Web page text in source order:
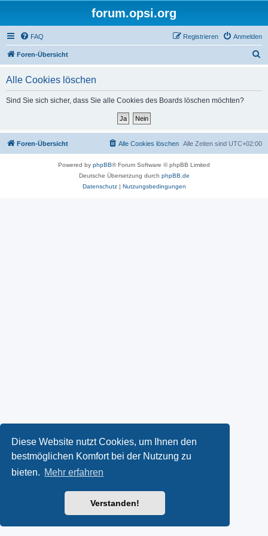
Diese Website nutzt Cookies, um Ihnen den
bestmöglichen Komfort bei der Nutzung zu
bieten. Mehr erfahren
Verstanden!
forum.opsi.org
FAQ Anmelden
Registrieren
Foren-Übersicht
Alle Cookies löschen
Sind Sie sich sicher, dass Sie alle Cookies des Boards löschen möchten?
Foren-Übersicht Alle Zeiten sind UTC+02:00
Alle Cookies löschen
Powered by phpBB® Forum Software © phpBB Limited
Deutsche Übersetzung durch phpBB.de
Datenschutz| Nutzungsbedingungen